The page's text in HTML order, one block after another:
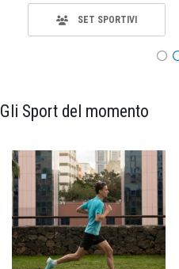
SET SPORTIVI
Gli Sport del momento